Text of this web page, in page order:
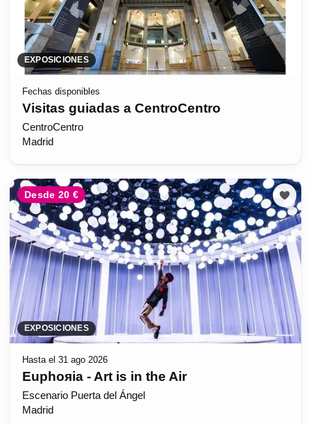
EXPOSICIONES
Fechas disponibles
Visitas guiadas a CentroCentro
CentroCentro
Madrid
Desde 20 €
EXPOSICIONES
Hasta el 31 ago 2026
Euphoяia - Art is in the Air
Escenario Puerta del Ángel
Madrid